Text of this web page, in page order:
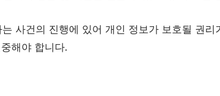
는 사건의 진행에 있어 개인 정보가 보호될 권리
해야 합니다.